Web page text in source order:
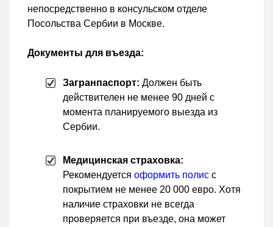
непосредственно в консульском отделе
Посольства Сербии в Москве.
Документы для въезда:
Загранпаспорт: Должен быть
действителен не менее 90 дней с
момента планируемого выезда из
Сербии.
Медицинская страховка:
Рекомендуется оформить полис с
покрытием не менее 20 000 евро. Хотя
наличие страховки не всегда
проверяется при въезде, она может